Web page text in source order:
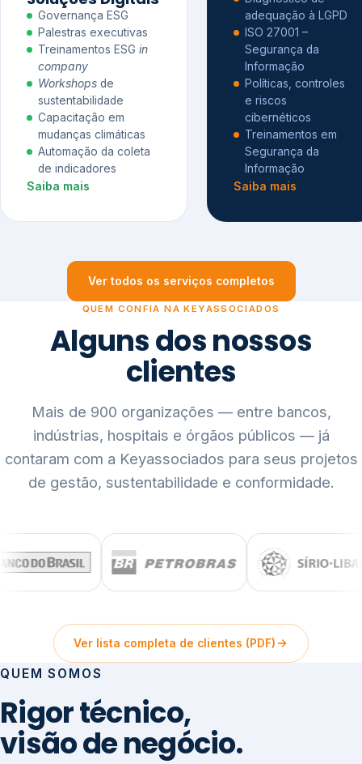
Governança ESG
Palestras executivas
Treinamentos ESG in
company
Workshops de
sustentabilidade
Capacitação em
mudanças climáticas
Automação da coleta
de indicadores
Saiba mais
adequação à LGPD
ISO 27001 –
Segurança da
Informação
Políticas, controles
e riscos
cibernéticos
Treinamentos em
Segurança da
Informação
Saiba mais
Ver todos os serviços completos
QUEM CONFIA NA KEYASSOCIADOS
Alguns dos nossos
clientes
Mais de 900 organizações — entre bancos,
indústrias, hospitais e órgãos públicos — já
contaram com a Keyassociados para seus projetos
de gestão, sustentabilidade e conformidade.
Ver lista completa de clientes (PDF)
QUEM SOMOS
Rigor técnico,
visão de negócio.